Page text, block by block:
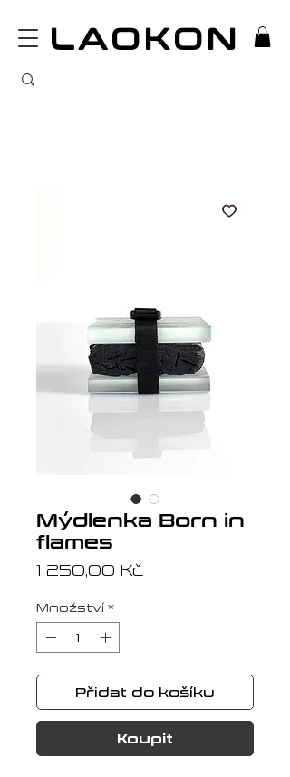
LAOKON
Mýdlenka Born in
flames
1 250,00 KčCena
Množství *
Přidat do košíku
Koupit